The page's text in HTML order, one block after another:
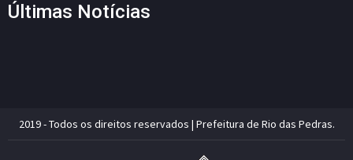
Últimas Notícias
2019 - Todos os direitos reservados | Prefeitura de Rio das Pedras.